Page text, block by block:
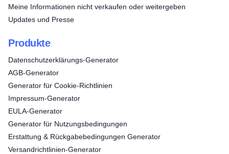
Meine Informationen nicht verkaufen oder weitergeben
Updates und Presse
Produkte
Datenschutzerklärungs-Generator
AGB-Generator
Generator für Cookie-Richtlinien
Impressum-Generator
EULA-Generator
Generator für Nutzungsbedingungen
Erstattung & Rückgabebedingungen Generator
Versandrichtlinien-Generator